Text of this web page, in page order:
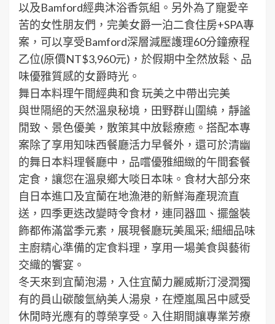
以及Bamford經典沐浴香氛組。另外為了寵愛辛
苦的女性朋友們，完美女爵一泊二食住房+SPA專
案，可以享受Bamford深層減壓護理60分鐘療程
乙位(原價NT$3,960元)，於假期中全然放鬆、品
味優雅質感的女爵時光。
舞日本料理午間經典和食 玩美之中帶出完美
與世隔絕的天然溫泉秘境，田野群山圍繞，靜謐
閒致、景色優美，散策其中放鬆療癒。搭配本專
案除了享用知味西餐廳活力早餐外，還可於清幽
的舞日本料理餐廳中，品嚐優雅細緻的午間套餐
定食，讓您在溫泉鄉大啖日本味。食材大部分來
自日本進口及宜蘭在地漁港的新鮮海產現流直
送，四季更迭改變時令食材，連同器皿、擺盤裝
飾都佈滿當季元素，展現餐廳玩美風采; 細細品味
主廚精心準備的定食料理，享用一場美食與藝術
交織的饗宴。
冬天來到宜蘭泡湯，入住宜蘭力麗威斯汀浸潤獨
有的員山碳酸氫納美人湯泉，在煙嵐風呂中感受
休閒時光應有的尊榮享受。入住期間讓專業芳療